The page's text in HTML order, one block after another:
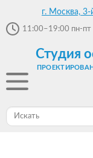
г. Москва,
11:00–19:00 пн-пт
Студия